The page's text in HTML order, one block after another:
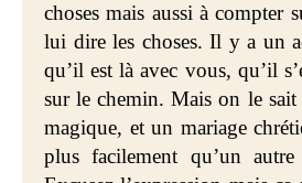
choses mais aussi à compter
lui dire les choses. Il y a un
qu’il est là avec vous, qu’il
sur le chemin. Mais on le sait
magique, et un mariage
plus facilement qu’un